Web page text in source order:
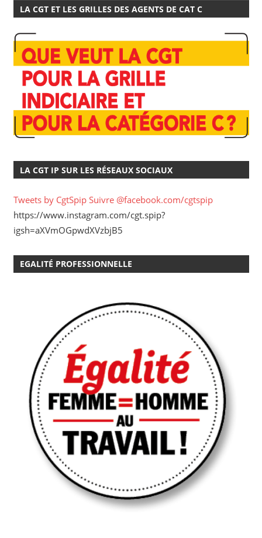
LA CGT ET LES GRILLES DES AGENTS DE CAT C
LA CGT IP SUR LES RÉSEAUX SOCIAUX
Tweets by CgtSpip Suivre @facebook.com/cgtspip
https://www.instagram.com/cgt.spip?
igsh=aXVmOGpwdXVzbjB5
EGALITÉ PROFESSIONNELLE